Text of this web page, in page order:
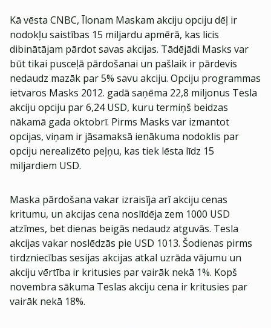
Kā vēsta CNBC, Īlonam Maskam akciju opciju dēļ ir
nodokļu saistības 15 miljardu apmērā, kas licis
dibinātājam pārdot savas akcijas. Tādējādi Masks var
būt tikai pusceļā pārdošanai un pašlaik ir pārdevis
nedaudz mazāk par 5% savu akciju. Opciju programmas
ietvaros Masks 2012. gadā saņēma 22,8 miljonus Tesla
akciju opciju par 6,24 USD, kuru termiņš beidzas
nākamā gada oktobrī. Pirms Masks var izmantot
opcijas, viņam ir jāsamaksā ienākuma nodoklis par
opciju nerealizēto peļņu, kas tiek lēsta līdz 15
miljardiem USD.
Maska pārdošana vakar izraisīja arī akciju cenas
kritumu, un akcijas cena noslīdēja zem 1000 USD
atzīmes, bet dienas beigās nedaudz atguvās. Tesla
akcijas vakar noslēdzās pie USD 1013. Šodienas pirms
tirdzniecības sesijas akcijas atkal uzrāda vājumu un
akciju vērtība ir kritusies par vairāk nekā 1%. Kopš
novembra sākuma Teslas akciju cena ir kritusies par
vairāk nekā 18%.